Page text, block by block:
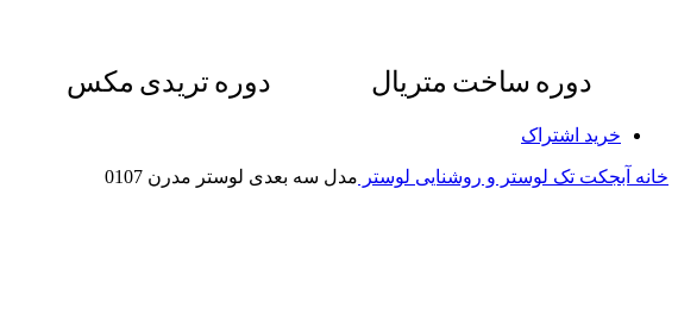
دوره تریدی مکس دوره ساخت متریال
خرید اشتراک
خانه آبجکت تک لوستر و روشنایی لوستر مدل سه بعدی لوستر مدرن 0107